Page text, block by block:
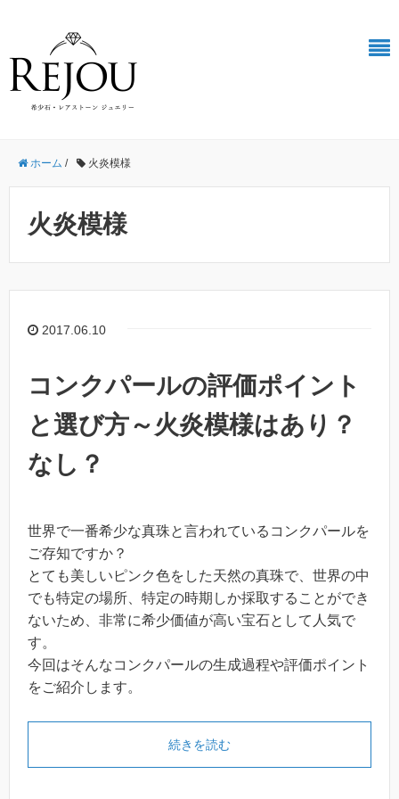
ホーム / 火炎模様
火炎模様
2017.06.10
コンクパールの評価ポイント
と選び方～火炎模様はあり？
なし？
世界で一番希少な真珠と言われているコンクパールを
ご存知ですか？
とても美しいピンク色をした天然の真珠で、世界の中
でも特定の場所、特定の時期しか採取することができ
ないため、非常に希少価値が高い宝石として人気で
す。
今回はそんなコンクパールの生成過程や評価ポイント
をご紹介します。
続きを読む